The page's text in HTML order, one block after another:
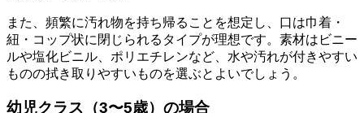
また、頻繁に汚れ物を持ち帰ることを想定し、口は巾着・
紐・コップ状に閉じられるタイプが理想です。素材はビニー
ルや塩化ビニル、ポリエチレンなど、水や汚れが付きやすい
ものの拭き取りやすいものを選ぶとよいでしょう。
幼児クラス（3〜5歳）の場合